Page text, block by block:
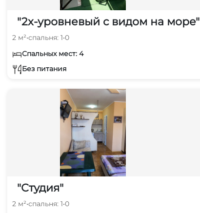
"2х-уровневый с видом на море"
2 м²•спальня: 1•0
Спальных мест: 4
Без питания
"Студия"
2 м²•спальня: 1•0